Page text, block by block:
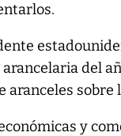
del
sobre
y